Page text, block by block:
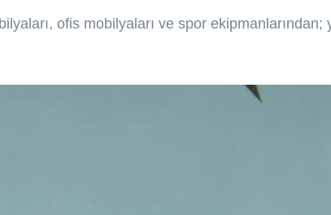
ofis mobilyaları ve spor ekipmanlarından;